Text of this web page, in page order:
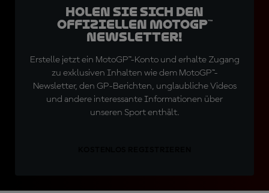
Holen Sie sich den
offiziellen MotoGP™
Newsletter!
Erstelle jetzt ein MotoGP™-Konto und erhalte Zugang
zu exklusiven Inhalten wie dem MotoGP™-
Newsletter, den GP-Berichten, unglaubliche Videos
und andere interessante Informationen über
unseren Sport enthält.